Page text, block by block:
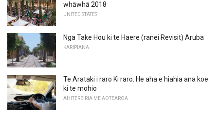
whāwhā 2018
UNITED STATES
Nga Take Hou ki te Haere (ranei Revisit) Aruba
KARIPIANA
Te Arataki i raro Ki raro: He aha e hiahia ana koe
ki te mohio
AHITEREIRIA ME AOTEAROA